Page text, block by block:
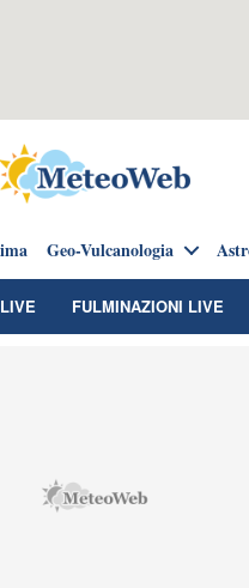
Geo-Vulcanologia
FULMINAZIONI LIVE